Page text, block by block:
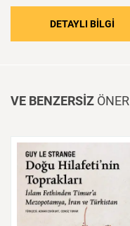
DETAYLI BİLGİ :
VE BENZERSİZ